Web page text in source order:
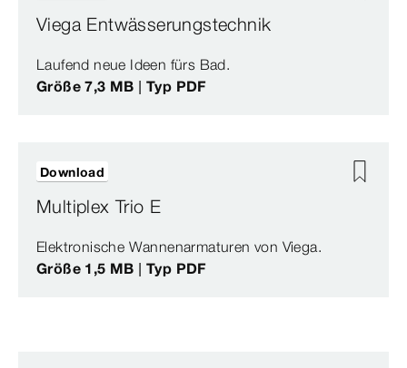
Viega Entwässerungstechnik
Laufend neue Ideen fürs Bad.
Größe 7,3 MB | Typ PDF
Multiplex Trio E
Elektronische Wannenarmaturen von Viega.
Größe 1,5 MB | Typ PDF
Download